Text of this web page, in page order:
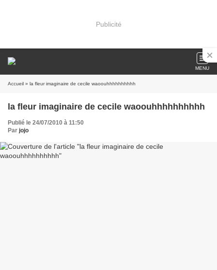
Publicité
MENU
Accueil » la fleur imaginaire de cecile waoouhhhhhhhhhh
la fleur imaginaire de cecile waoouhhhhhhhhhh
Publié le 24/07/2010 à 11:50
Par jojo